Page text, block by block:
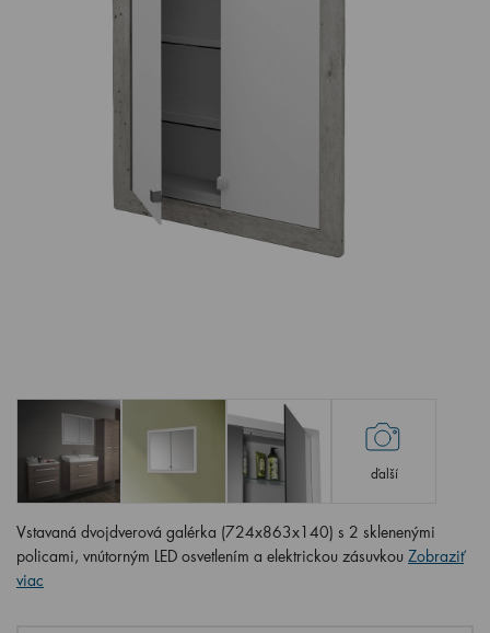
ďalší
Vstavaná dvojdverová galérka (724x863x140) s 2 sklenenými
policami, vnútorným LED osvetlením a elektrickou zásuvkou Zobraziť
viac